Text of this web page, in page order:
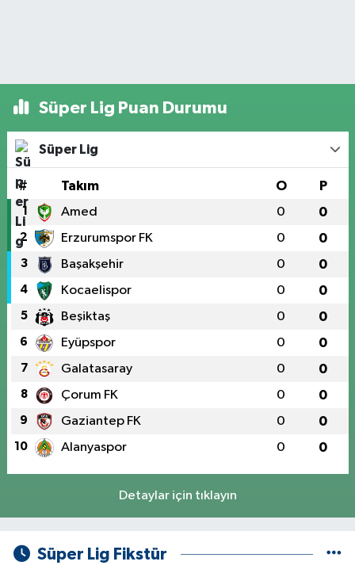
Süper Lig Puan Durumu
Süper Lig
# Takım O P
1 Amed 0 0
2 Erzurumspor FK 0 0
3 Başakşehir 0 0
4 Kocaelispor 0 0
5 Beşiktaş 0 0
6 Eyüpspor 0 0
7 Galatasaray 0 0
8 Çorum FK 0 0
9 Gaziantep FK 0 0
10 Alanyaspor 0 0
Detaylar için tıklayın
Süper Lig Fikstür